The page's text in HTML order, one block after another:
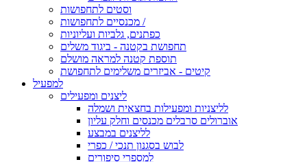
וסטים לתחפושות
מכנסיים לתחפושות /
כפתנים, גלביות ועליוניות
תחפושת בקטנה - ביגוד משלים
תוספת קטנה למראה מושלם
קיטים - אביזרים משלימים לתחפושת
למפעיל
ליצנים ומפעילים
לליצניות ומפעילות בחצאית ושמלה
אוברולים סרבלים מכנסים וחלק עליון
לליצנים במבצע
לבוש בסגנון תנכי / כפרי
למספרי סיפורים